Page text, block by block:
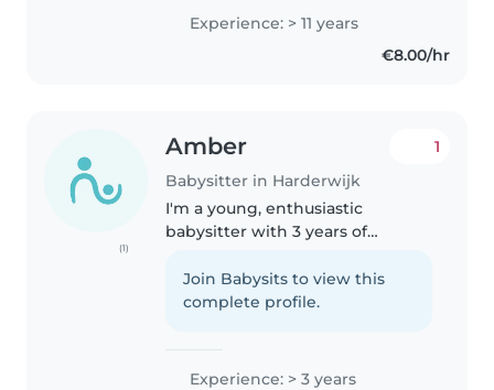
verder! Sinds 2007 ben ik
werkzaam als gastouder. Zelf
ben ik moeder van 2 kinderen
Experience: > 11 years
€8.00/hr
(1)
Amber
Babysitter in Harderwijk
1
I'm a young, enthusiastic
babysitter with 3 years of
all ages, from babies to
teenagers. I'm comfortable with
Join Babysits to view this
complete profile.
Experience: > 3 years